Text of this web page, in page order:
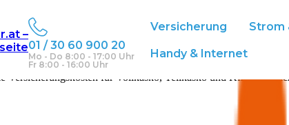
–
01 / 30 60 900 20
Mo - Do 8:00 - 17:00 Uhr
Fr 8:00 - 16:00 Uhr
Versicherung Strom
Handy & Internet
Versicherungskosten für Vollkasko, Teilkasko und Kfz-